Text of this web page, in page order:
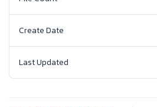
Create Date
Last Updated